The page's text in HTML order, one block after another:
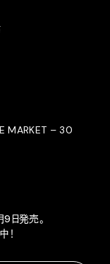
MARKET – 30
日発売。
！